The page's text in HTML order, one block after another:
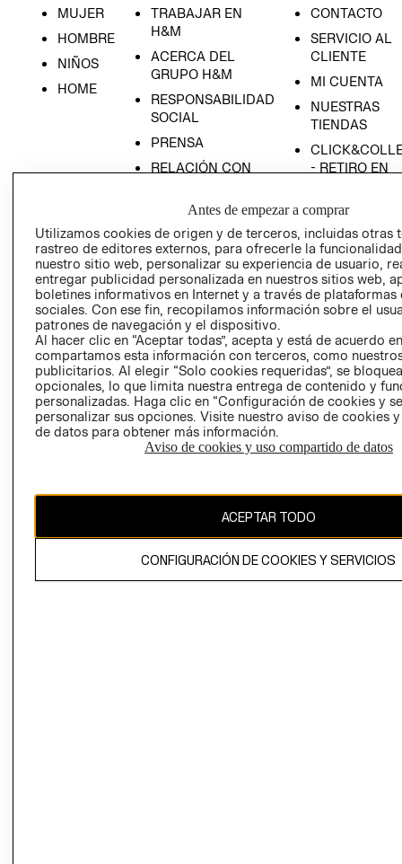
MUJER
HOMBRE
NIÑOS
HOME
TRABAJAR EN
H&M
ACERCA DEL
GRUPO H&M
RESPONSABILIDAD
SOCIAL
PRENSA
RELACIÓN CON
POLÍTICA
EMPRESARIAL
CONTACTO
SERVICIO AL
CLIENTE
MI CUENTA
NUESTRAS
TIENDAS
- RETIRO EN
TÉRMINOS Y
CONDICIONES
AVISO DE
PRIVACIDAD
GIFT CARD
COOKIES
CAMBIAR REGIÓN
El contenido de esta página web está protegido por copyright y es
Antes de empezar a comprar
Utilizamos cookies de origen y de terceros, incluidas otras
rastreo de editores externos, para ofrecerle la
nuestro sitio web, personalizar su experiencia de usuario,
entregar publicidad personalizada en nuestros sitios web,
boletines informativos en Internet y a través de plataformas
sociales. Con ese fin, recopilamos información sobre el
patrones de navegación y el dispositivo.
Al hacer clic en “Aceptar todas”, acepta y está de acuerdo
compartamos esta información con terceros, como
publicitarios. Al elegir “Solo cookies requeridas”, se
opcionales, lo que limita nuestra entrega de contenido y
personalizadas. Haga clic en “Configuración de cookies y
personalizar sus opciones. Visite nuestro aviso de cookies
de datos para obtener más información.
Aviso de cookies y uso compartido de datos
ACEPTAR TODO
CONFIGURACIÓN DE COOKIES Y SERVICIOS